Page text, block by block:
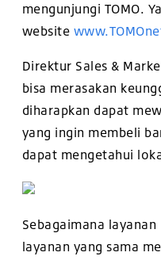
mengunjungi TOMO.
website
Direktur Sales &
bisa merasakan
diharapkan dapat
yang ingin membeli
dapat mengetahui
Sebagaimana
layanan yang sama